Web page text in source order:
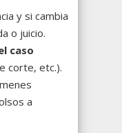
y si cambia
o juicio.
caso
corte, etc.).
a